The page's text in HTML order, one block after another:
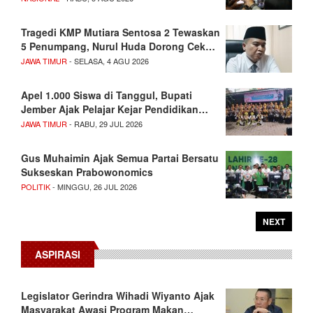
Tragedi KMP Mutiara Sentosa 2 Tewaskan
5 Penumpang, Nurul Huda Dorong Cek…
JAWA TIMUR - SELASA, 4 AGU 2026
Apel 1.000 Siswa di Tanggul, Bupati
Jember Ajak Pelajar Kejar Pendidikan…
JAWA TIMUR - RABU, 29 JUL 2026
Gus Muhaimin Ajak Semua Partai Bersatu
Sukseskan Prabowonomics
POLITIK- MINGGU, 26 JUL 2026
NEXT
ASPIRASI
Legislator Gerindra Wihadi Wiyanto Ajak
Masyarakat Awasi Program Makan…